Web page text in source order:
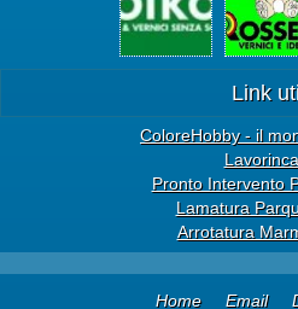
Link
ColoreHobby - il
Pronto Intervento
Lamatura
Arrotatura
Home Email